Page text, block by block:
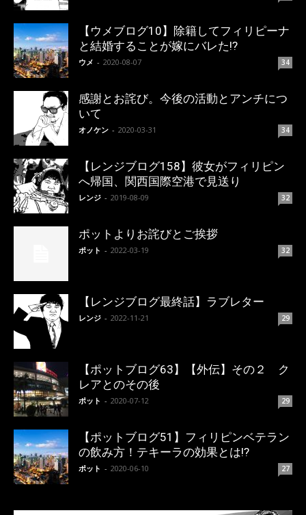
【ウメブログ10】除籍してフィリピーナ
と結婚することが嫁にバレた!?
ウメ - 2020-08-07 34
感謝とお詫び。今後の活動とアンチにつ
いて
オノケン - 2020-03-31 34
【レンジブログ158】彼女がフィリピン
へ帰国、関西国際空港で見送り
レンジ - 2019-08-09 32
ポットよりお詫びとご挨拶
ポット - 2022-03-19 32
【レンジブログ最終話】ラブレター
レンジ - 2022-11-21 29
【ポットブログ63】【外伝】その２ ク
レアとのその後
ポット - 2020-07-12 29
【ポットブログ51】フィリピンベテラン
の飲み方！テキーラの効果とは!?
ポット - 2020-06-10 27